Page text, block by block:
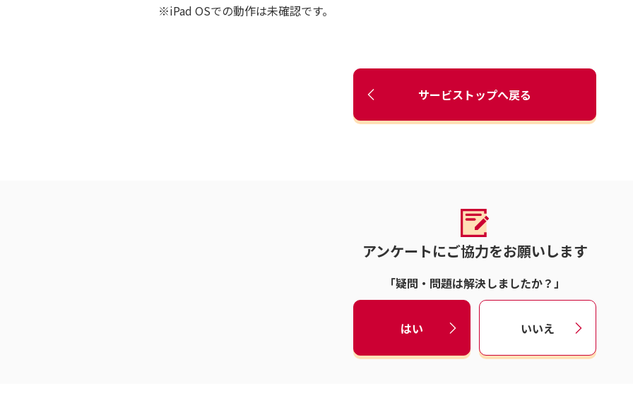
※iPad OSでの動作は未確認です。
サービストップへ戻る
アンケートにご協力をお願いします
「疑問・問題は解決しましたか？」
はい いいえ